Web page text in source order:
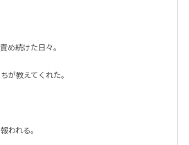
め続けた日々。
が教えてくれた。
われる。